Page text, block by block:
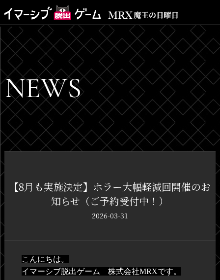
NEWS
【8月も実施決定】ホラー大幅軽減回開催のお
知らせ（ご予約受付中！）
2026-03-31
こんにちは。
イマーシブ脱出ゲーム 株式会社MRXです。